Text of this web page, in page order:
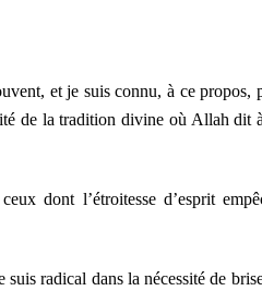
et je suis connu, à ce propos,
de la tradition divine où Allah dit
dont l’étroitesse d’esprit
radical dans la nécessité de